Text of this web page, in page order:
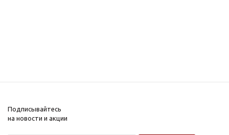
Подписывайтесь
на новости и акции